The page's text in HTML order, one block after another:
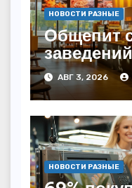
НОВОСТИ РАЗНЫЕ
Общепит
начала
АВГ 3, 2026
НОВОСТИ РАЗНЫЕ